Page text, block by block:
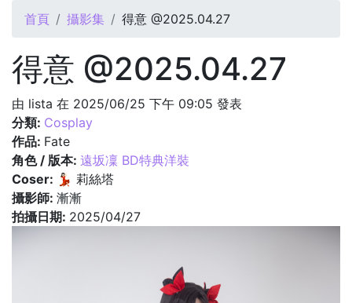
您在這裡
首頁 攝影集 得意 @2025.04.27
得意 @2025.04.27
由 lista 在 2025/06/25 下午 09:05 發表
分類: Cosplay
作品: Fate
角色 / 版本: 遠坂凜 BD特典洋裝
Coser: 💃🏻 莉絲塔
攝影師: 漸漸
拍攝日期: 2025/04/27